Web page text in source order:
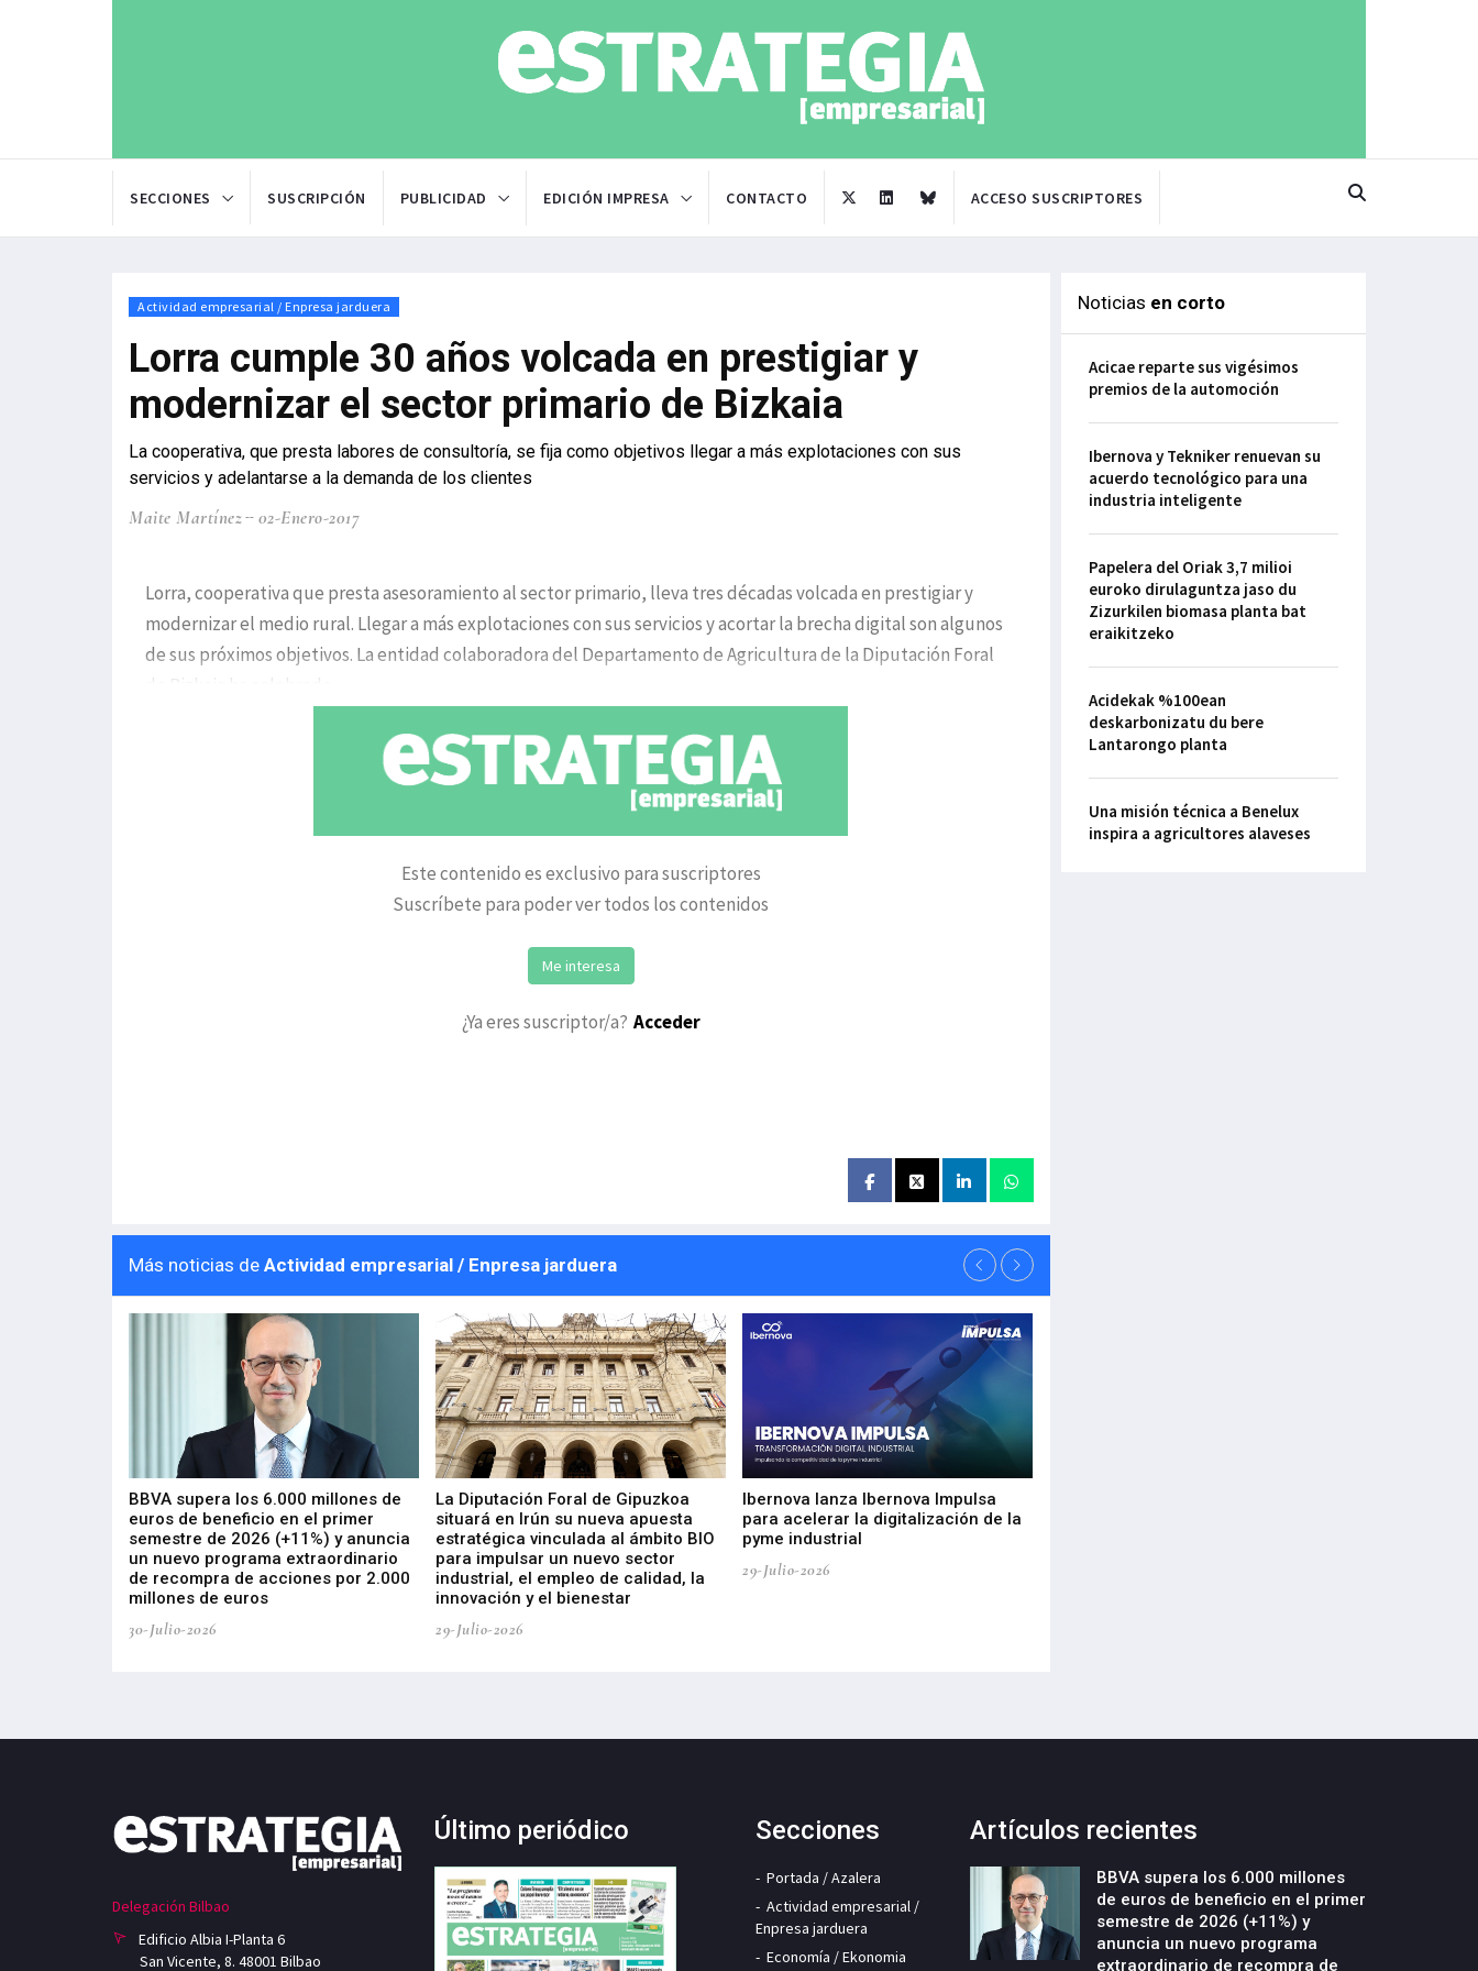
SECCIONES SUSCRIPCIÓN PUBLICIDAD EDICIÓN IMPRESA CONTACTO ACCESO SUSCRIPTORES
Actividad empresarial / Enpresa jarduera
Lorra cumple 30 años volcada en prestigiar y
modernizar el sector primario de Bizkaia
La cooperativa, que presta labores de consultoría, se fija como objetivos llegar a más explotaciones con sus
servicios y adelantarse a la demanda de los clientes
Maite Martínez 02-Enero-2017
Lorra, cooperativa que presta asesoramiento al sector primario, lleva tres décadas volcada en prestigiar y
modernizar el medio rural. Llegar a más explotaciones con sus servicios y acortar la brecha digital son algunos
de sus próximos objetivos. La entidad colaboradora del Departamento de Agricultura de la Diputación Foral
de Bizkaia ha celebrado
Este contenido es exclusivo para suscriptores
Suscríbete para poder ver todos los contenidos
Me interesa
¿Ya eres suscriptor/a? Acceder
Más noticias de Actividad empresarial / Enpresa jarduera
BBVA supera los 6.000 millones de
euros de beneficio en el primer
semestre de 2026 (+11%) y anuncia
un nuevo programa extraordinario
de recompra de acciones por 2.000
millones de euros
30-Julio-2026
La Diputación Foral de Gipuzkoa
situará en Irún su nueva apuesta
estratégica vinculada al ámbito BIO
para impulsar un nuevo sector
industrial, el empleo de calidad, la
innovación y el bienestar
29-Julio-2026
Ibernova lanza Ibernova Impulsa
para acelerar la digitalización de la
pyme industrial
29-Julio-2026
Noticias en corto
Acicae reparte sus vigésimos
premios de la automoción
Ibernova y Tekniker renuevan su
acuerdo tecnológico para una
industria inteligente
Papelera del Oriak 3,7 milioi
euroko dirulaguntza jaso du
Zizurkilen biomasa planta bat
eraikitzeko
Acidekak %100ean
deskarbonizatu du bere
Lantarongo planta
Una misión técnica a Benelux
inspira a agricultores alaveses
Delegación Bilbao
Edificio Albia I-Planta 6
San Vicente, 8. 48001 Bilbao
Último periódico Secciones
Portada / Azalera
Actividad empresarial /
Enpresa jarduera
Economía / Ekonomia
Artículos recientes
BBVA supera los 6.000 millones
de euros de beneficio en el primer
semestre de 2026 (+11%) y
anuncia un nuevo programa
extraordinario de recompra de